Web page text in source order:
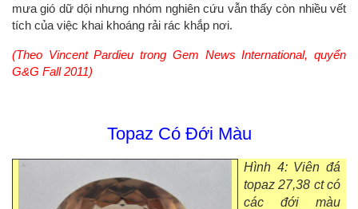
mưa gió dữ dội nhưng nhóm nghiên cứu vẫn thấy còn nhiều vết
tích của việc khai khoáng rải rác khắp nơi.
(Theo Vincent Pardieu trong Gem News International, quyển
G&G Fall 2011)
Topaz Có Đới Màu
Hình 4: Viên đá
topaz 27,38 ct có
các đới màu